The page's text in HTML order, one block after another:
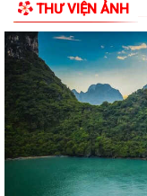
niệm 79 năm Ngày
Lãnh đạo đặc khu Cát
79 năm Ngày Thương
Bí thư Đảng ủy đặc khu
Bằng khen
Chủ tịch UBND đặc khu
với cách mạng nhân dịp
THƯ VIỆN ẢNH